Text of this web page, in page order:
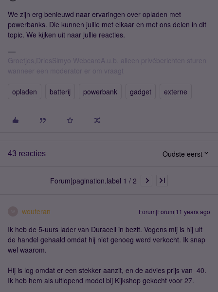
We zijn erg benieuwd naar ervaringen over opladen met
powerbanks. Die kunnen jullie met elkaar en met ons delen in dit
topic. We kijken uit naar jullie reacties.
Groetjes,DriesSimyo WebcareA.u.b. alleen privéberichten sturen
wanneer een moderator er om vraagt
opladen batterij powerbank gadget externe
43 reacties Oudste eerst
Forum|pagination.label 1 / 2
wouteran Forum|Forum|11 years ago
Ik heb de 5-uurs lader van Duracell in bezit. Vogens mij is hij uit
de handel gehaald omdat hij niet genoeg werd verkocht. Ik snap
wel waarom.
Hij is log omdat er een stekker aanzit, en de advies prijs van  40.
Ik heb hem als uitlopend model bij Kijkshop gekocht voor 27.